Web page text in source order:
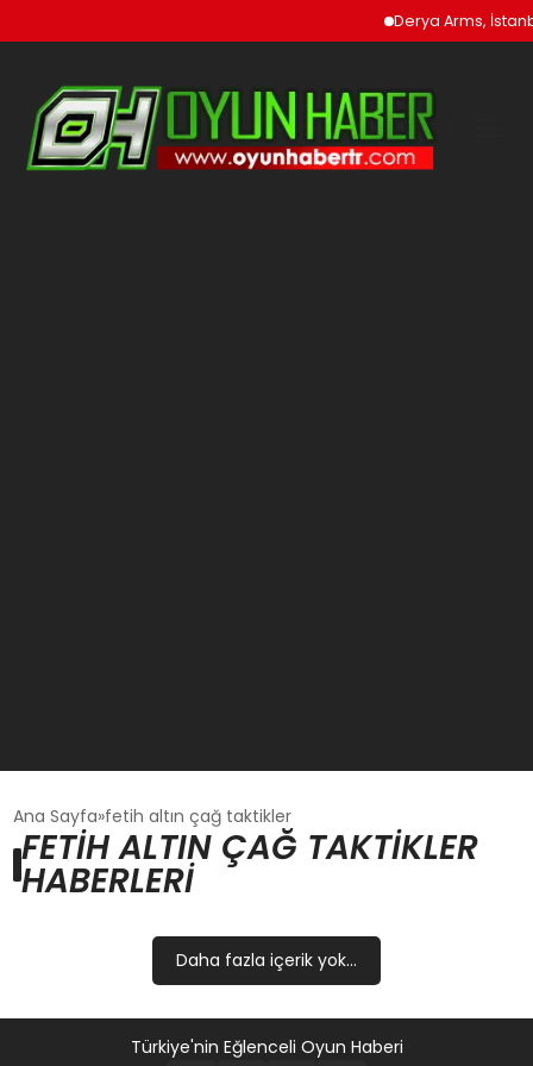
Derya Arms,
GÜNCEL
OYUN HABERLERI
EĞITIM
Ana Sayfa fetih altın çağ taktikler
FETIH ALTIN ÇAĞ TAKTIKLER
HABERLERI
Daha fazla içerik yok...
Türkiye'nin Eğlenceli Oyun Haberi